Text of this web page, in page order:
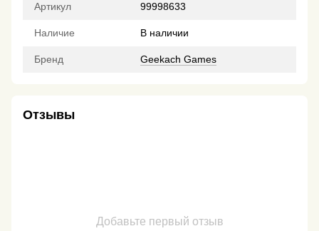
Артикул 99998633
Наличие В наличии
Бренд Geekach Games
Отзывы
Добавьте первый отзыв